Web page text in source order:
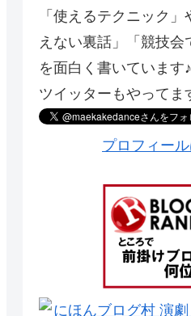
「使えるテクニック
えない裏話」「競技会
を面白く書いています
ツイッターもやってま
プロフィー